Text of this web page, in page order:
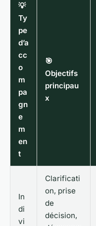
💡
Ty
pe
d’a
cc
o
m
pa
gn
e
m
en
t
🎯
Objectifs
principau
x
In
di
vi
Clarificati
on, prise
de
décision,